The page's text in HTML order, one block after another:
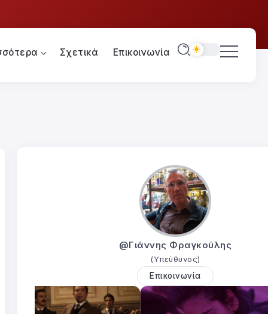
Σχετικά Επικοινωνία
@Γιάννης Φραγκούλης
(Υπεύθυνος)
Επικοινωνία